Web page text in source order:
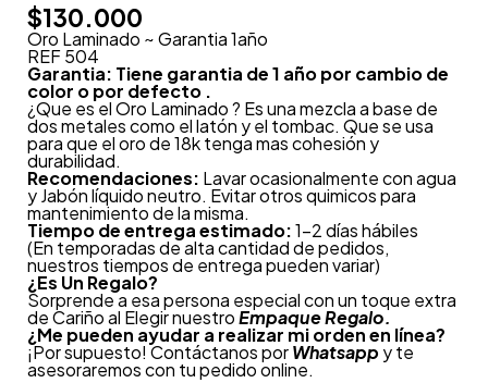
$130.000
Oro Laminado ~ Garantia 1año
REF 504
Garantia: Tiene garantia de 1 año por cambio de
color o por defecto .
¿Que es el Oro Laminado ? Es una mezcla a base de
dos metales como el latón y el tombac. Que se usa
para que el oro de 18k tenga mas cohesión y
durabilidad.
Recomendaciones: Lavar ocasionalmente con agua
y Jabón líquido neutro. Evitar otros quimicos para
mantenimiento de la misma.
Tiempo de entrega estimado:1-2 días hábiles
(En temporadas de alta cantidad de pedidos,
nuestros tiempos de entrega pueden variar)
¿Es Un Regalo?
Sorprende a esa persona especial con un toque extra
de Cariño al Elegir nuestroEmpaque Regalo.
¿Me pueden ayudar a realizar mi orden en línea?
¡Por supuesto! Contáctanos porWhatsapp y te
asesoraremos con tu pedido online.